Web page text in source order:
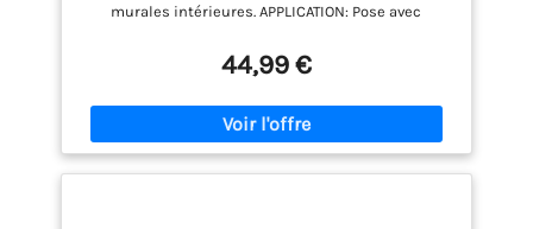
murales intérieures. APPLICATION: Pose avec
être positionnés et ajustés pendant l’installation.
STRUCTURE: Le matériau conserve sa forme pendant
la pose et permet une application régulière sur des
surfaces lisses. FORMAT: Le visuel est divisé en
plusieurs panneaux afin de couvrir la surface
murale de manière continue. UTILISATION: Convient
44,99 €